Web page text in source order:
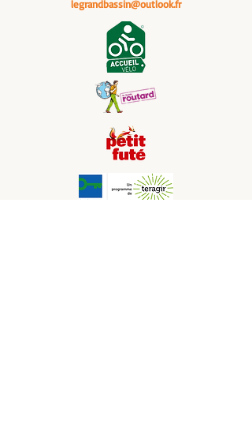
legrandbassin@outlook.fr